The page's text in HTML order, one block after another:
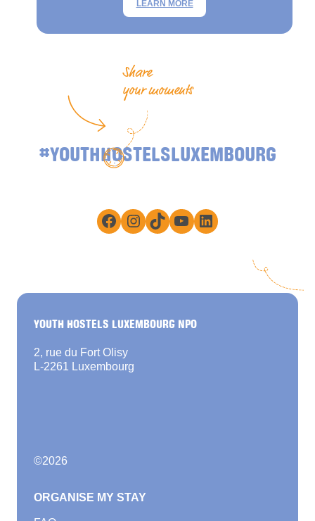
LEARN MORE
Share
your moments
#YOUTHHOSTELSLUXEMBOURG
Facebook
Instagram
TikTokYouTube
LinkedIn
YOUTH HOSTELS LUXEMBOURG NPO
2, rue du Fort Olisy
L-2261 Luxembourg
©2026
ORGANISE MY STAY